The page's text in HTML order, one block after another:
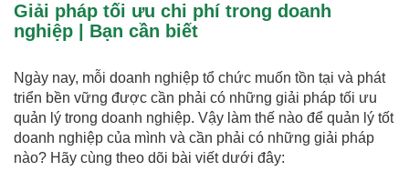
Giải pháp tối ưu chi phí trong doanh
nghiệp | Bạn cần biết
Ngày nay, mỗi doanh nghiệp tổ chức muốn tồn tại và phát
triển bền vững được cần phải có những giải pháp tối ưu
quản lý trong doanh nghiệp. Vậy làm thế nào để quản lý tốt
doanh nghiệp của mình và cần phải có những giải pháp
nào? Hãy cùng theo dõi bài viết dưới đây: